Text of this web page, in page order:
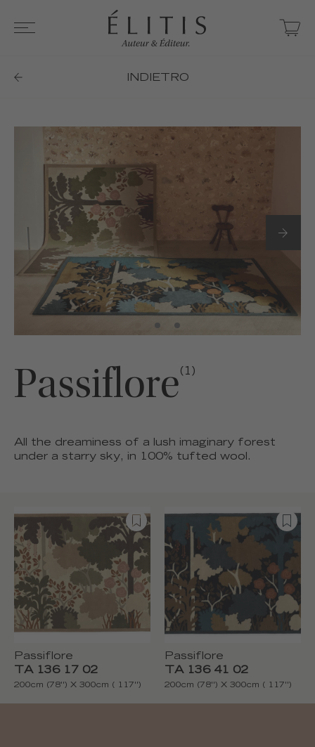
INDIETRO
Passiflore(1)
All the dreaminess of a lush imaginary forest
under a starry sky, in 100% tufted wool.
Passiflore
TA 136 17 02
200cm (78'') X 300cm ( 117'')
Passiflore
TA 136 41 02
200cm (78'') X 300cm ( 117'')